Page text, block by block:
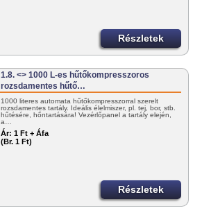
Részletek
1.8. <> 1000 L-es hűtőkompresszoros
rozsdamentes hűtő…
1000 literes automata hűtőkompresszorral szerelt
rozsdamentes tartály. Ideális élelmiszer, pl. tej, bor, stb.
hűtésére, hőntartására! Vezérlőpanel a tartály elején,
a…
Ár: 1 Ft + Áfa
(Br. 1 Ft)
Részletek